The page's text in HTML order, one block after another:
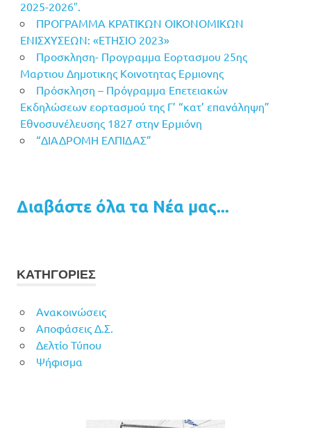
2025-2026″.
ΠΡΟΓΡΑΜΜΑ ΚΡΑΤΙΚΩΝ ΟΙΚΟΝΟΜΙΚΩΝ
ΕΝΙΣΧΥΣΕΩΝ: «ΕΤΗΣΙΟ 2023»
Προσκληση- Προγραμμα Εορτασμου 25ης
Μαρτιου Δημοτικης Κοινοτητας Ερμιονης
Πρόσκληση – Πρόγραμμα Επετειακών
Εκδηλώσεων εορτασμού της Γ’ “κατ’ επανάληψη”
Εθνοσυνέλευσης 1827 στην Ερμιόνη
“ΔΙΑΔΡΟΜΗ ΕΛΠΙΔΑΣ”
Διαβάστε όλα τα Νέα μας...
ΚΑΤΗΓΟΡΙΕΣ
Ανακοινώσεις
Αποφάσεις Δ.Σ.
Δελτίο Τύπου
Ψήφισμα